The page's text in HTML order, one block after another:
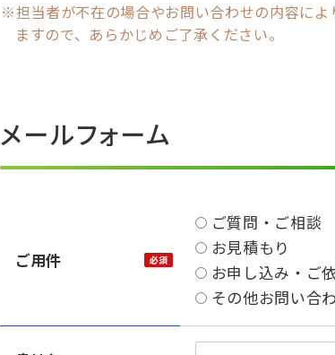
担当者が不在の場合やお問い合わせの内容に
ますので、あらかじめご了承ください。
メールフォーム
ご用件
ご質問・ご相談
お見積もり
お申し込み・ご
その他お問い合